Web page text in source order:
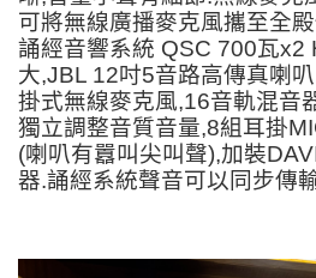
可將無線廣播麥克風攜至全
誦經音響系統 QSC 700瓦x2
大,JBL 12吋5音路高傳真喇
掛式無線麥克風,16音軌混音
獨立調整音質音量,8組耳掛
(喇叭有囂叫尖叫聲),加裝
器.誦經系統聲音可以同步傳